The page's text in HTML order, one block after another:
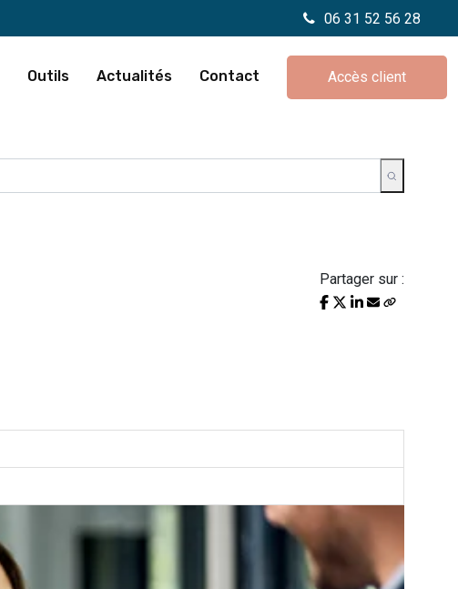
06 31 52 56 28
Outils Actualités Contact Accès client
Partager sur :